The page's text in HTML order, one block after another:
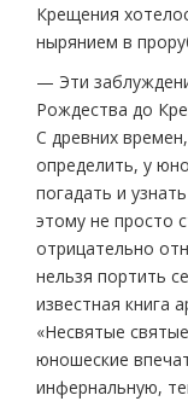
Крещения
нырянием в
— Эти
Рождества до
С древних
определить, у
погадать и
этому не просто
отрицательно
нельзя портить
известная книга
«Несвятые
юношеские
инфернальную,